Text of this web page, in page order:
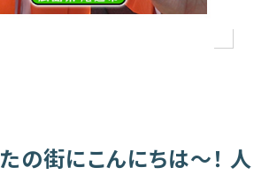
の街にこんにちは～！ 人